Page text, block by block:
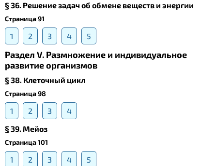
§ 36. Решение задач об обмене веществ и энергии
Страница 91
1 2 3 4 5
Раздел V. Размножение и индивидуальное
развитие организмов
§ 38. Клеточный цикл
Страница 98
1 2 3
4
§ 39. Meйоз
Страница 101
1 2 3 4
5